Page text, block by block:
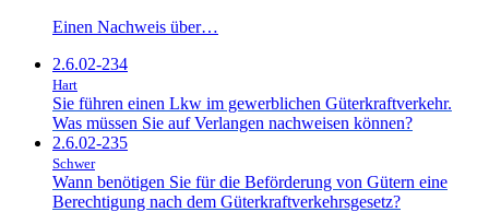
Einen Nachweis über…
2.6.02-234
Hart
Sie führen einen Lkw im gewerblichen Güterkraftverkehr.
Was müssen Sie auf Verlangen nachweisen können?
2.6.02-235
Schwer
Wann benötigen Sie für die Beförderung von Gütern eine
Berechtigung nach dem Güterkraftverkehrsgesetz?